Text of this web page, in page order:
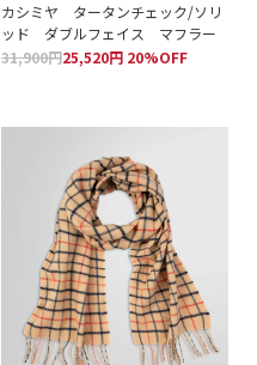
カシミヤ タータンチェック/ソリ
ッド ダブルフェイス マフラー
31,900円25,520円 20%OFF